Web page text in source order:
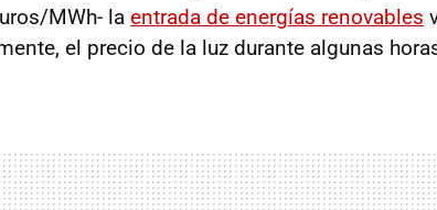
MWh- la entrada de energías renovables
el precio de la luz durante algunas